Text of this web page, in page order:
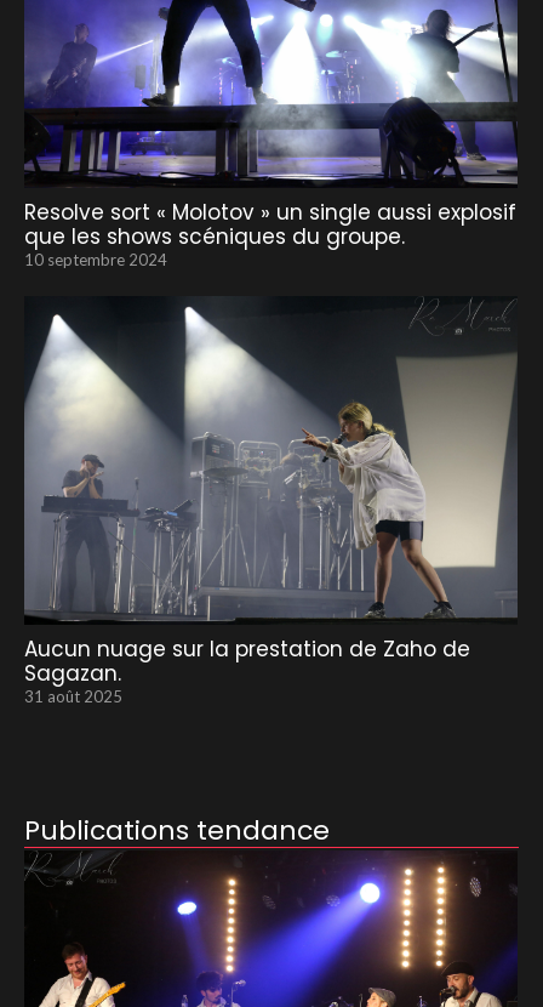
Resolve sort « Molotov » un single aussi explosif
que les shows scéniques du groupe.
10 septembre 2024
Aucun nuage sur la prestation de Zaho de
Sagazan.
31 août 2025
Publications tendance